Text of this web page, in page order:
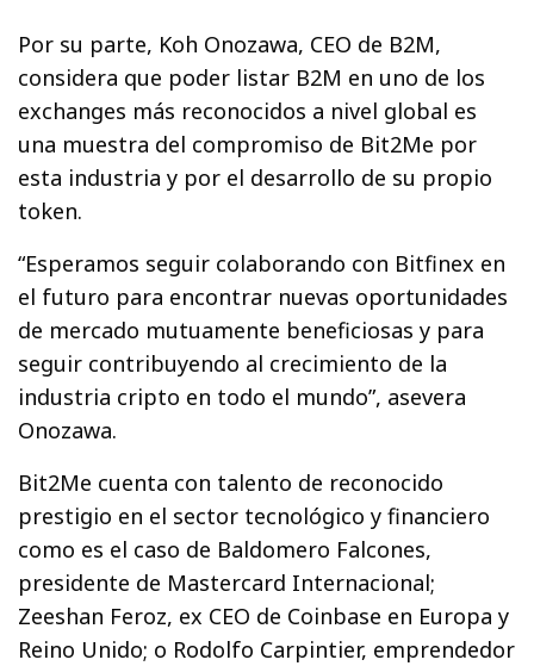
Por su parte, Koh Onozawa, CEO de B2M,
considera que poder listar B2M en uno de los
exchanges más reconocidos a nivel global es
una muestra del compromiso de Bit2Me por
esta industria y por el desarrollo de su propio
token.
“Esperamos seguir colaborando con Bitfinex en
el futuro para encontrar nuevas oportunidades
de mercado mutuamente beneficiosas y para
seguir contribuyendo al crecimiento de la
industria cripto en todo el mundo”, asevera
Onozawa.
Bit2Me cuenta con talento de reconocido
prestigio en el sector tecnológico y financiero
como es el caso de Baldomero Falcones,
presidente de Mastercard Internacional;
Zeeshan Feroz, ex CEO de Coinbase en Europa y
Reino Unido; o Rodolfo Carpintier, emprendedor